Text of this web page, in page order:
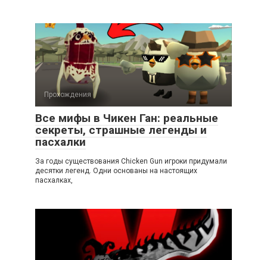
Прохождения
Все мифы в Чикен Ган: реальные
секреты, страшные легенды и
пасхалки
За годы существования Chicken Gun игроки придумали
десятки легенд. Одни основаны на настоящих
пасхалках,